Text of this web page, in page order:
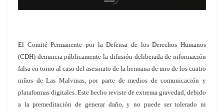
El Comité Permanente por la Defensa de los Derechos Humanos
(CDH) denuncia públicamente la difusión deliberada de información
falsa en torno al caso del asesinato de la hermana de uno de los cuatro
niños de Las Malvinas, por parte de medios de comunicación y
plataformas digitales. Este hecho reviste de extrema gravedad, debido
a la premeditación de generar daño, y no puede ser tolerado ni